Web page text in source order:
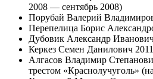
2008 — сентябрь 2008)
Порубай Валерий
Перепелица Борис
Дубовик Александр
Керкез Семен Данилович
Алгасов Владимир
трестом «Краснолучуголь»